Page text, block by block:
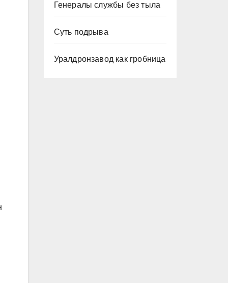
Генералы службы без тыла
Суть подрыва
Уралдронзавод как гробница